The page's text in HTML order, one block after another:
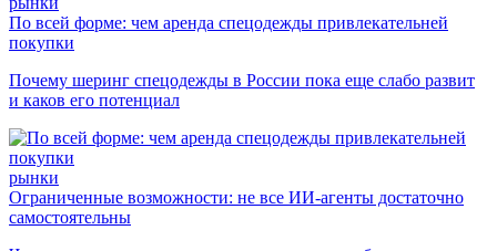
По всей форме: чем аренда спецодежды привлекательней
покупки
Почему шеринг спецодежды в России пока еще слабо развит
и каков его потенциал
рынки
Ограниченные возможности: не все ИИ-агенты достаточно
самостоятельны